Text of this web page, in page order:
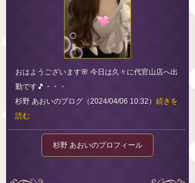
おはようございます🌸 今日は久々に代官山店へ出
勤です🎵・・・
杉野 あおいのブログ（2024/04/06 10:32） 続きを
読む
杉野 あおいのプロフィール